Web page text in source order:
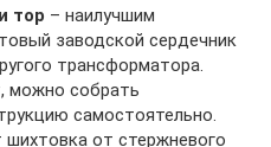
тор – наилучшим
заводской сердечник
трансформатора.
можно собрать
самостоятельно.
от стержневого